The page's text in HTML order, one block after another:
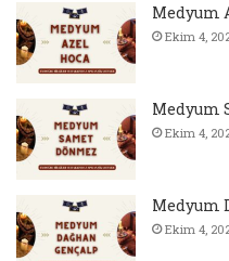
Medyum
Ekim 4,
Medyum
Ekim 4,
Medyum
Ekim 4,